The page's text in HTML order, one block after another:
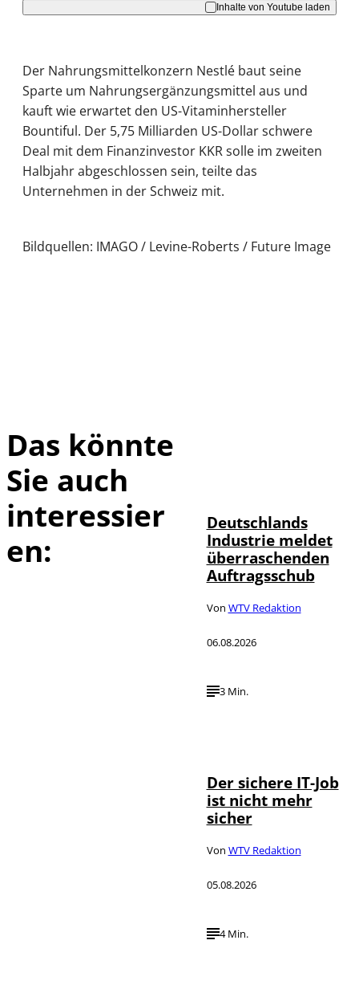
Inhalte von Youtube laden
Der Nahrungsmittelkonzern Nestlé baut seine
Sparte um Nahrungsergänzungsmittel aus und
kauft wie erwartet den US-Vitaminhersteller
Bountiful. Der 5,75 Milliarden US-Dollar schwere
Deal mit dem Finanzinvestor KKR solle im zweiten
Halbjahr abgeschlossen sein, teilte das
Unternehmen in der Schweiz mit.
Bildquellen: IMAGO / Levine-Roberts / Future Image
Das könnte
Sie auch
interessier
en:
Deutschlands
Industrie meldet
überraschenden
Auftragsschub
Von WTV Redaktion
06.08.2026
3 Min.
Der sichere IT-Job
ist nicht mehr
sicher
Von WTV Redaktion
05.08.2026
4 Min.